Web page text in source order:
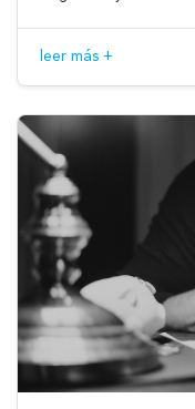
leer más +